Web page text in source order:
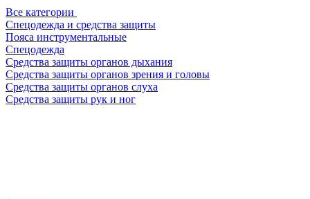
Все категории
Спецодежда и средства защиты
Пояса инструментальные
Спецодежда
Средства защиты органов дыхания
Средства защиты органов зрения и головы
Средства защиты органов слуха
Средства защиты рук и ног